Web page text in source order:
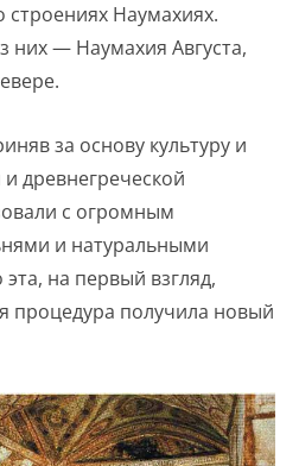
строениях Наумахиях.
них — Наумахия Августа,
за основу культуру и
древнегреческой
с огромным
и натуральными
на первый взгляд,
процедура получила новый